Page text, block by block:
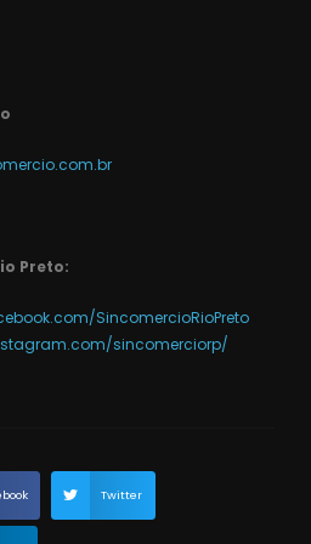
Preto:
SincomercioRioPreto
sincomerciorp/
Twitter